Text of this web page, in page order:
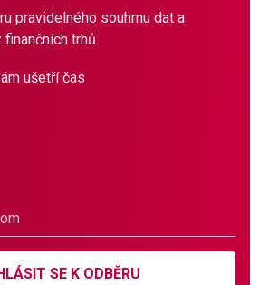
pravidelného souhrnu dat a
trhů.
ušetří čas
SE K ODBĚRU